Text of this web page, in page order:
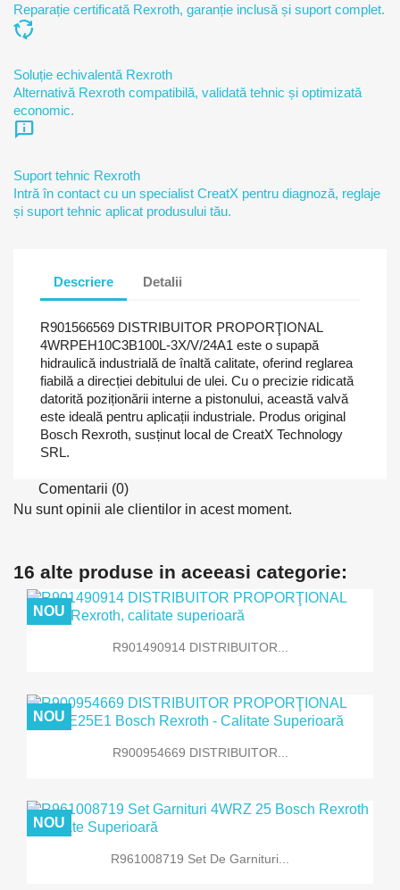
Reparație certificată Rexroth, garanție inclusă și suport complet.
cycle
Soluție echivalentă Rexroth
Alternativă Rexroth compatibilă, validată tehnic și optimizată
economic.
chat_info
Suport tehnic Rexroth
Intră în contact cu un specialist CreatX pentru diagnoză, reglaje
și suport tehnic aplicat produsului tău.
Descriere Detalii
R901566569 DISTRIBUITOR PROPORŢIONAL
4WRPEH10C3B100L-3X/V/24A1 este o supapă
hidraulică industrială de înaltă calitate, oferind reglarea
fiabilă a direcției debitului de ulei. Cu o precizie ridicată
datorită poziționării interne a pistonului, această valvă
este ideală pentru aplicații industriale. Produs original
Bosch Rexroth, susținut local de CreatX Technology
SRL.
Comentarii (0)
Nu sunt opinii ale clientilor in acest moment.
16 alte produse in aceeasi categorie:
R901490914 DISTRIBUITOR...
NOU
R900954669 DISTRIBUITOR...
NOU
R961008719 Set De Garnituri...
NOU